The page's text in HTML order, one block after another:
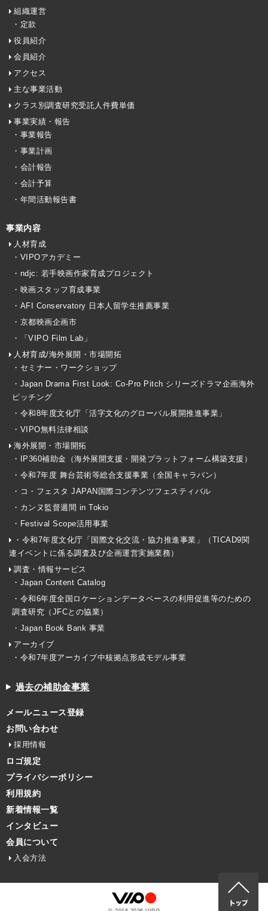
組織運営
・定款
役員紹介
会員紹介
アクセス
主な事業活動
クラス別調査研究受託人件費単価
事業実績・報告
・事業報告
・事業計画
・会計報告
・会計予算
・年間活動報告書
事業内容
人材育成
・VIPOアカデミー
・ndjc: 若手映画作家育成プロジェクト
・映画スタッフ育成事業
・AFI Conservatory 日本人留学生推薦事業
・京都映画企画市
・「VIPO Film Lab」
人材育成/海外展開・市場開拓
・セミナー・ワークショップ
・Japan Drama First Look: Co-Pro Pitch シリーズドラマ企画海外
ピッチング
・令和8年度文化庁「活字文化のグローバル展開推進事業」
・VIPO無料法律相談
海外展開・市場開拓
・IP360補助金（海外展開支援・開発プラットフォーム構築支援）
・令和7年度 舞台芸術等総合支援事業（全国キャラバン）
・コ・フェスタ JAPAN国際コンテンツフェスティバル
・カンヌ監督週間 in Tokio
・Festival Scope活用事業
・令和7年度文化庁「国際文化交流・協力推進事業」（TICAD9関
連イベントに係る調査及び企画運営実施業務）
調査・情報サービス
・Japan Content Catalog
・令和6年度全国ロケーションデータベースの利用促進等のための
調査研究（JFCとの協業）
・Japan Book Bank 事業
アーカイブ
・令和7年度アーカイブ中核拠点形成モデル事業
過去の補助金事業
メールニュース登録
お問い合わせ
採用情報
ロゴ規定
プライバシーポリシー
利用規約
新着情報一覧
インタビュー
会員について
入会方法